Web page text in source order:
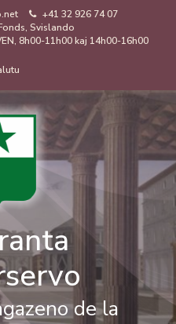
+41 32 926 74 07
Svislando
8h00-11h00 kaj 14h00-16h00
de la